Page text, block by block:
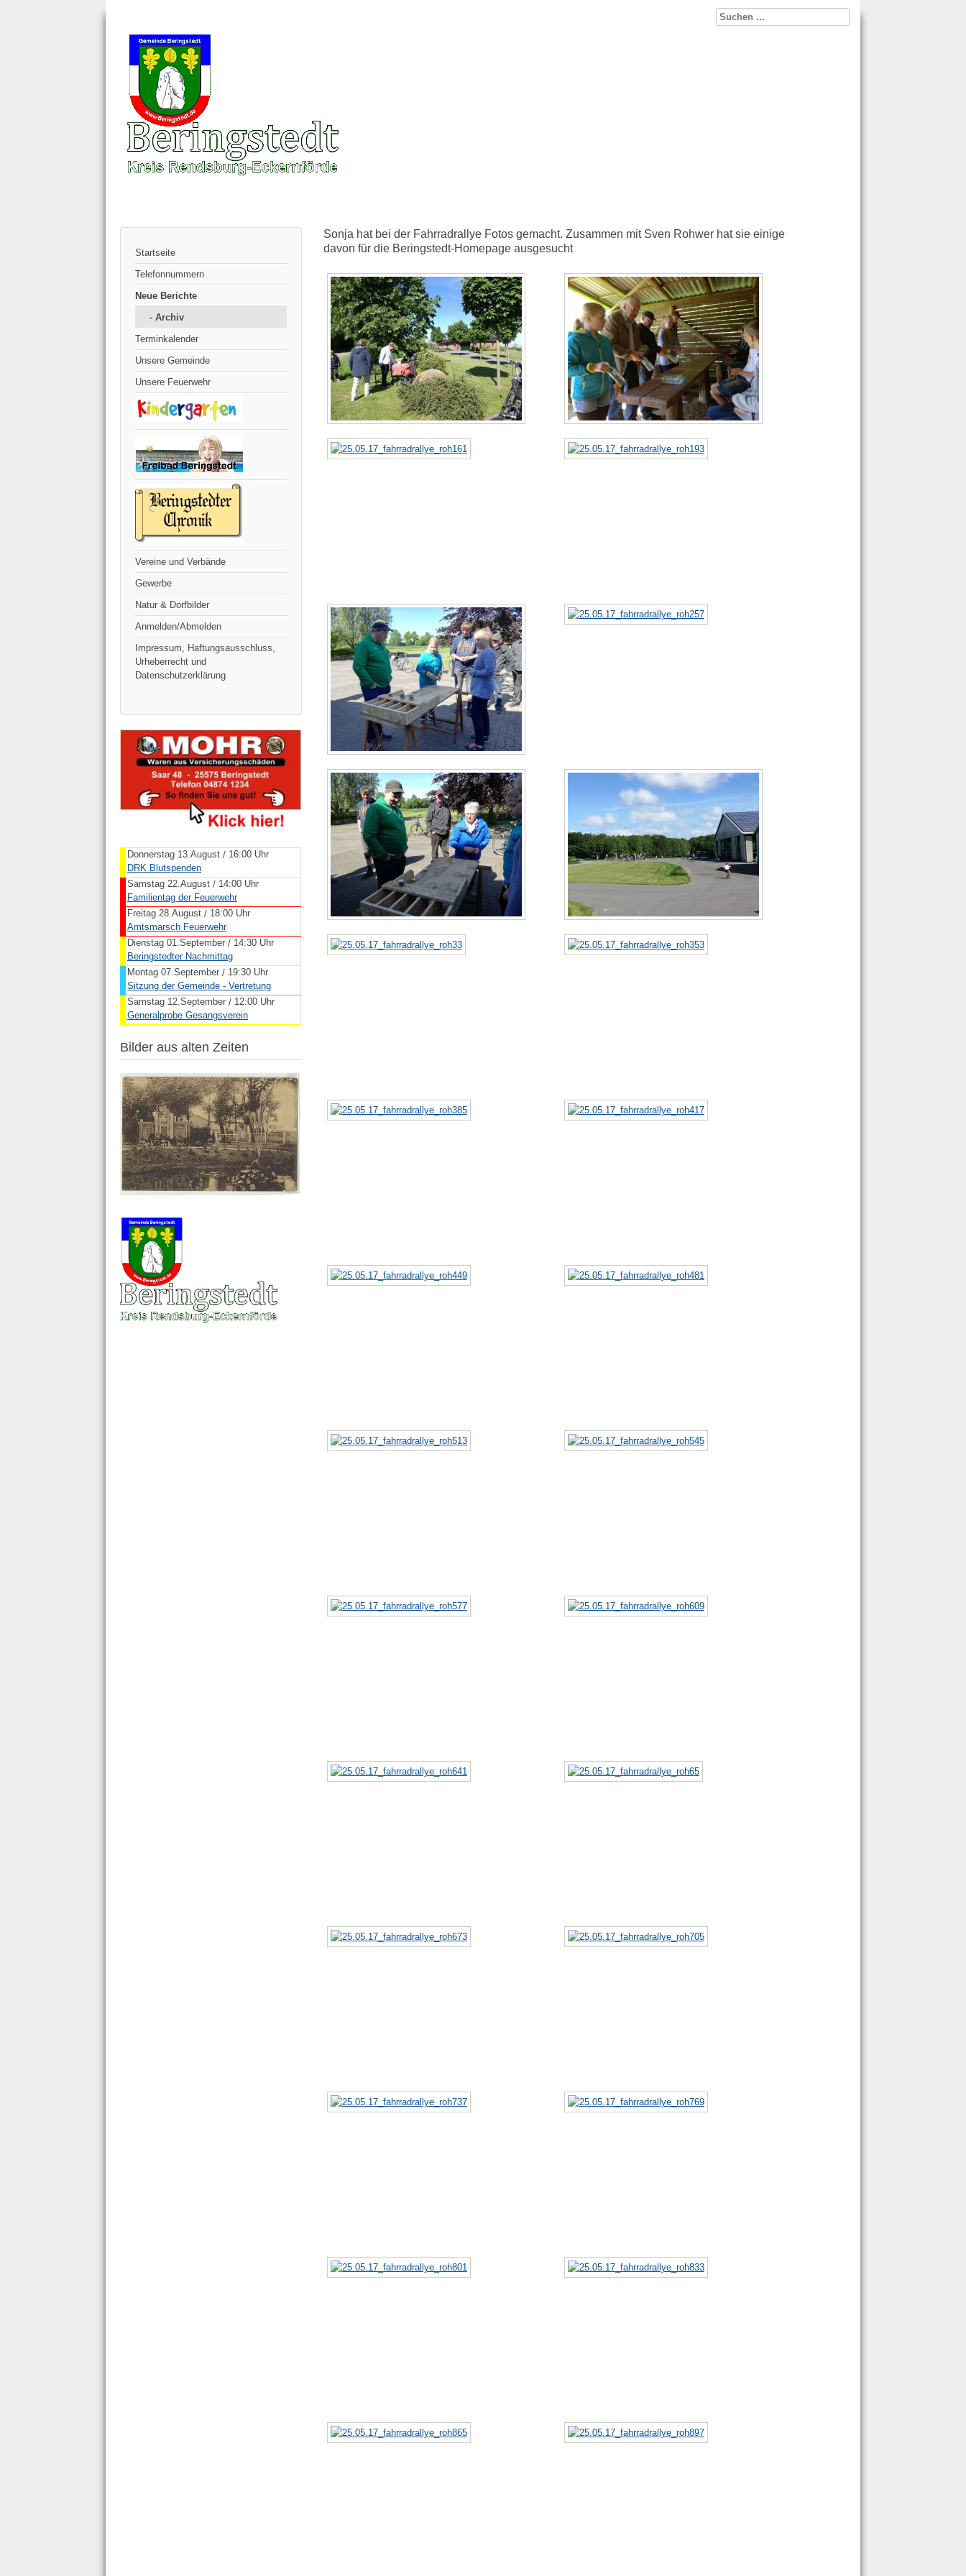
Startseite
Telefonnummern
Neue Berichte
- Archiv
Terminkalender
Unsere Gemeinde
Unsere Feuerwehr
Vereine und Verbände
Gewerbe
Natur & Dorfbilder
Anmelden/Abmelden
Impressum, Haftungsausschluss,
Urheberrecht und
Datenschutzerklärung
Donnerstag 13.August / 16:00 Uhr
DRK Blutspenden
Samstag 22.August / 14:00 Uhr
Familientag der Feuerwehr
Freitag 28.August / 18:00 Uhr
Amtsmarsch Feuerwehr
Dienstag 01.September / 14:30 Uhr
Beringstedter Nachmittag
Montag 07.September / 19:30 Uhr
Sitzung der Gemeinde - Vertretung
Samstag 12.September / 12:00 Uhr
Generalprobe Gesangsverein
Bilder aus alten Zeiten
Sonja hat bei der Fahrradrallye Fotos gemacht. Zusammen mit Sven Rohwer hat sie einige
davon für die Beringstedt-Homepage ausgesucht